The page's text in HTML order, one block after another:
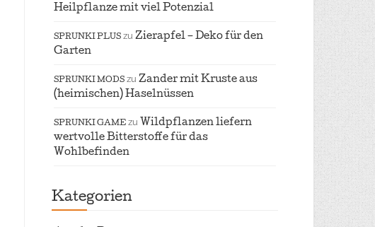
Heilpflanze mit viel Potenzial
SPRUNKI PLUS zu Zierapfel – Deko für den
Garten
SPRUNKI MODS zu Zander mit Kruste aus
(heimischen) Haselnüssen
SPRUNKI GAME zu Wildpflanzen liefern
wertvolle Bitterstoffe für das
Wohlbefinden
Kategorien